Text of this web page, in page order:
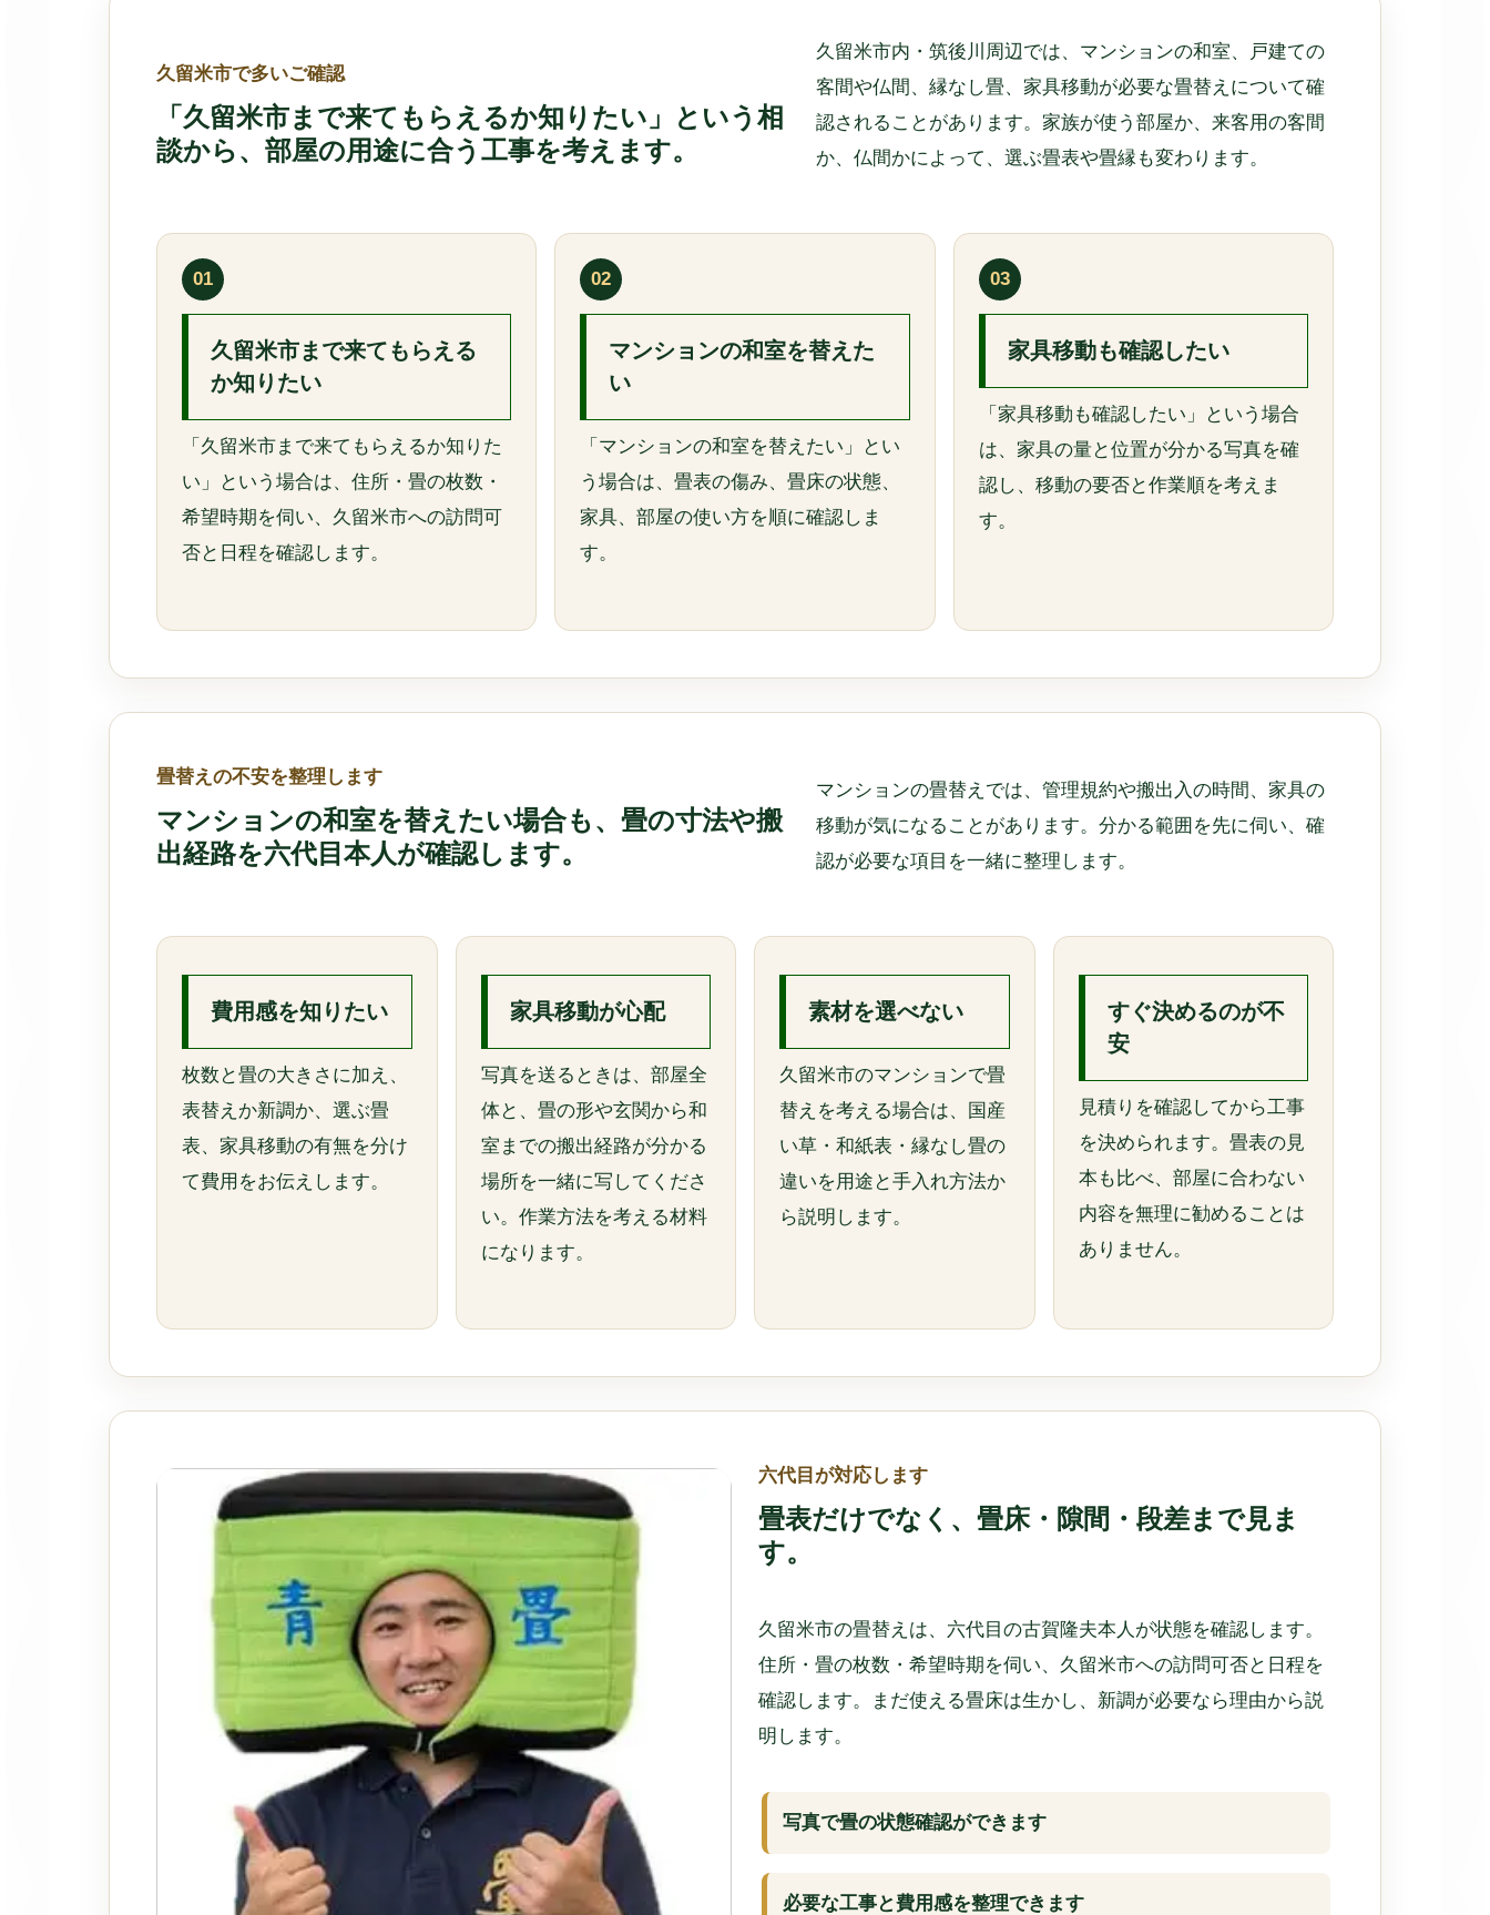
久留米市で多いご確認
「久留米市まで来てもらえるか知りたい」という相
談から、部屋の用途に合う工事を考えます。
久留米市内・筑後川周辺では、マンションの和室、戸建ての
客間や仏間、縁なし畳、家具移動が必要な畳替えについて確
認されることがあります。家族が使う部屋か、来客用の客間
か、仏間かによって、選ぶ畳表や畳縁も変わります。
01
久留米市まで来てもらえる
か知りたい
「久留米市まで来てもらえるか知りた
い」という場合は、住所・畳の枚数・
希望時期を伺い、久留米市への訪問可
否と日程を確認します。
02
マンションの和室を替えた
い
「マンションの和室を替えたい」とい
う場合は、畳表の傷み、畳床の状態、
家具、部屋の使い方を順に確認しま
す。
03
家具移動も確認したい
「家具移動も確認したい」という場合
は、家具の量と位置が分かる写真を確
認し、移動の要否と作業順を考えま
す。
畳替えの不安を整理します
マンションの和室を替えたい場合も、畳の寸法や搬
出経路を六代目本人が確認します。
マンションの畳替えでは、管理規約や搬出入の時間、家具の
移動が気になることがあります。分かる範囲を先に伺い、確
認が必要な項目を一緒に整理します。
費用感を知りたい
枚数と畳の大きさに加え、
表替えか新調か、選ぶ畳
表、家具移動の有無を分け
て費用をお伝えします。
家具移動が心配
写真を送るときは、部屋全
体と、畳の形や玄関から和
室までの搬出経路が分かる
場所を一緒に写してくださ
い。作業方法を考える材料
になります。
素材を選べない
久留米市のマンションで畳
替えを考える場合は、国産
い草・和紙表・縁なし畳の
違いを用途と手入れ方法か
ら説明します。
すぐ決めるのが不
安
見積りを確認してから工事
を決められます。畳表の見
本も比べ、部屋に合わない
内容を無理に勧めることは
ありません。
六代目が対応します
畳表だけでなく、畳床・隙間・段差まで見ま
す。
久留米市の畳替えは、六代目の古賀隆夫本人が状態を確認します。
住所・畳の枚数・希望時期を伺い、久留米市への訪問可否と日程を
確認します。まだ使える畳床は生かし、新調が必要なら理由から説
明します。
写真で畳の状態確認ができます
必要な工事と費用感を整理できます